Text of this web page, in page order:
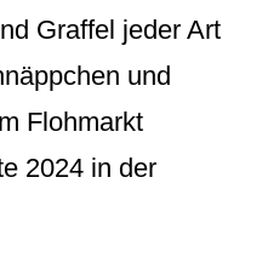
Graffel jeder Art
und
Flohmarkt
2024 in der